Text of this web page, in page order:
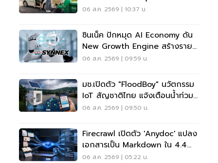
รถไปสวนโต 5 เท่า
06 ส.ค. 2569 | 10:37 น.
ซินเน็ค ปักหมุด AI Economy ดัน
New Growth Engine สร้างราย
ได้ประจำ
06 ส.ค. 2569 | 09:59 น.
มช.เปิดตัว "FloodBoy" นวัตกรรม
IoT สัญชาติไทย แจ้งเตือนน้ำท่วม
เรียลไทม์
06 ส.ค. 2569 | 09:50 น.
Firecrawl เปิดตัว 'anydoc' แปลง
เอกสารเป็น Markdown ใน 4.4
มิลลิวินาที
06 ส.ค. 2569 | 05:22 น.